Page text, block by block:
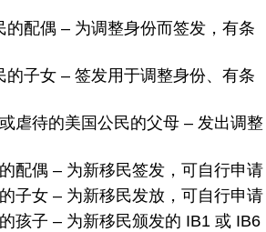
的配偶 – 为调整身份而签发，有条
的子女 – 签发用于调整身份、有条
虐待的美国公民的父母 – 发出调整
配偶 – 为新移民签发，可自行申请
子女 – 为新移民发放，可自行申请
孩子 – 为新移民颁发的 IB1 或 IB6